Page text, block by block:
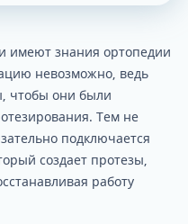
имеют знания ортопедии
невозможно, ведь
чтобы они были
Тем не
подключается
создает протезы,
работу